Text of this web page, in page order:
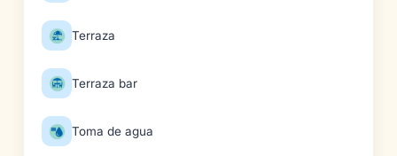
Terraza
Terraza bar
Toma de agua